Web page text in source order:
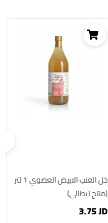
خل العنب الابيض العضوي 1 لتر
(منتج ايطالي)
3.75 JD